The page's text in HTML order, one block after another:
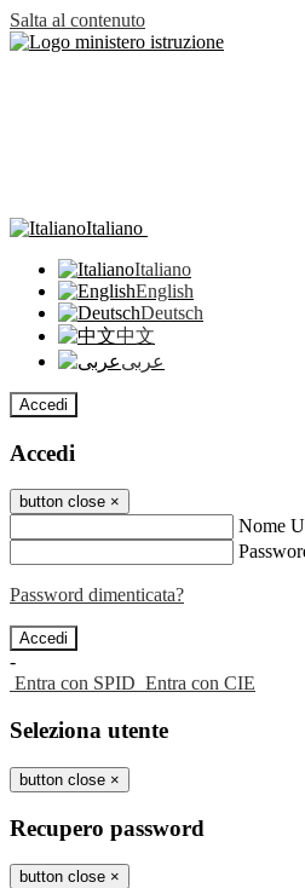
Salta al contenuto
Italiano
Italiano
English
Deutsch
中文
عربى
Accedi
Accedi
button close ×
Nome
Password dimenticata?
-
Entra con SPID Entra con CIE
Seleziona utente
button close ×
Recupero password
button close ×